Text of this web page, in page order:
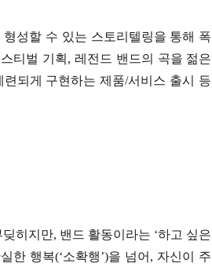
형성할 수 있는 스토리텔링을 통해 폭
티벌 기획, 레전드 밴드의 곡을 젊은
되게 구현하는 제품/서비스 출시 등
히지만, 밴드 활동이라는 ‘하고 싶은
한 행복(‘소확행’)을 넘어, 자신이 주